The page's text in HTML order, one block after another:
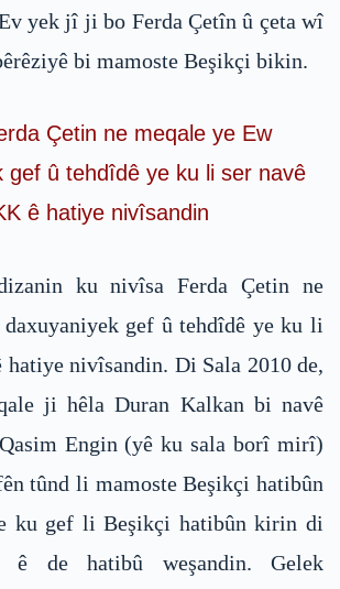
yek jî ji bo Ferda Çetîn û çeta wî
bi mamoste Beşikçi bikin.
Çetin ne meqale ye Ew
gef û tehdîdê ye ku li ser navê
ê hatiye nivîsandin
ku nivîsa Ferda Çetin ne
gef û tehdîdê ye ku li
hatiye nivîsandin. Di Sala 2010 de,
ji hêla Duran Kalkan bi navê
Engin (yê ku sala borî mirî)
tûnd li mamoste Beşikçi hatibûn
ku gef li Beşikçi hatibûn kirin di
ê de hatibû weşandin. Gelek